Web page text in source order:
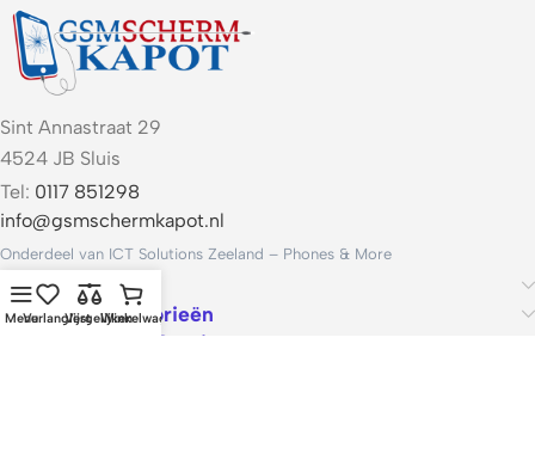
Sint Annastraat 29
4524 JB Sluis
Tel: 0117 851298
info@gsmschermkapot.nl
Onderdeel van ICT Solutions Zeeland – Phones & More
Handige links
Populaire categorieën
Voorwaarden & Service
MenuVerlanglijstVergelijkenWinkelwagen